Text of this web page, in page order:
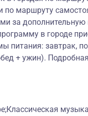
по маршруту
за дополнительную
в городе
питания: завтрак,
+ ужин).